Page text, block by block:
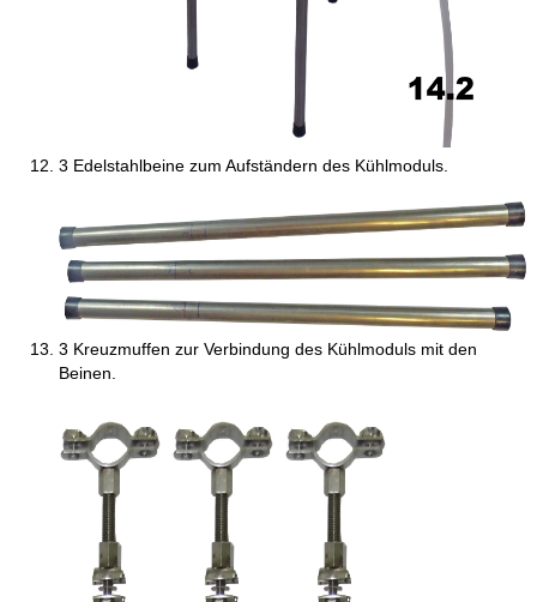
3 Edelstahlbeine zum Aufständern des Kühlmoduls.
3 Kreuzmuffen zur Verbindung des Kühlmoduls mit den
Beinen.